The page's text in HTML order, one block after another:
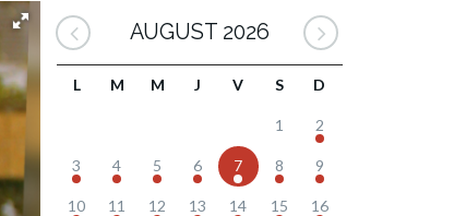
AUGUST 2026
L M M J V S D
1 2
3 4 5 6 7 8 9
10 11 12 13 14 15 16